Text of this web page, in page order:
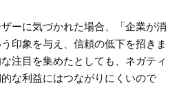
ーに気づかれた場合、「企業が消
印象を与え、信頼の低下を招きま
注目を集めたとしても、ネガティ
な利益にはつながりにくいので